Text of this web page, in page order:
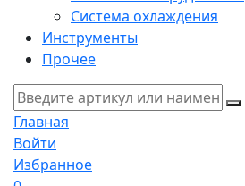
Система охлаждения
Инструменты
Прочее
Главная
Войти
Избранное